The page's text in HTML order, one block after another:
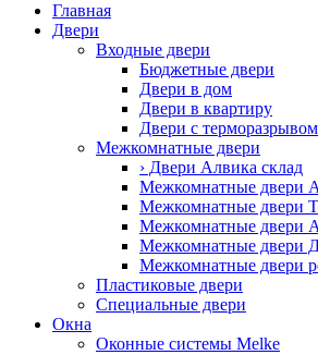
Главная
Двери
Входные двери
Бюджетные двери
Двери в дом
Двери в квартиру
Двери с терморазрывом
Межкомнатные двери
› Двери Алвика склад
Межкомнатные двери
Межкомнатные двери
Межкомнатные двери
Межкомнатные двери
Межкомнатные двери
Пластиковые двери
Специальные двери
Окна
Оконные системы Melke